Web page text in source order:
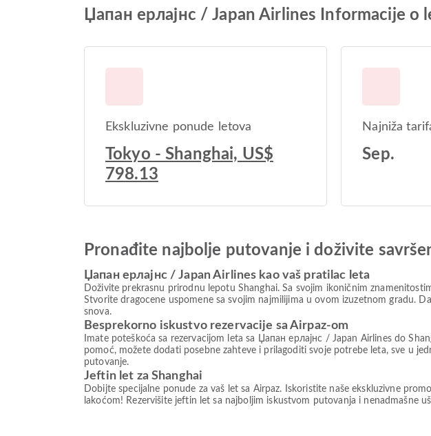
Џапан ерлајнс / Japan Airlines Informacije o
Ekskluzivne ponude letova
Tokyo - Shanghai, US$
798.13
Najniža
Sep.
Pronađite najbolje putovanje i doživite
Џапан ерлајнс / Japan Airlines kao vaš pratilac leta
Doživite prekrasnu prirodnu lepotu Shanghai. Sa svojim ikoničnim
Stvorite dragocene uspomene sa svojim najmilijima u ovom izuzetnom gradu.
snova.
Besprekorno iskustvo rezervacije sa Airpaz-om
Imate poteškoća sa rezervacijom leta sa Џапан ерлајнс / Japan Airlines do
pomoć, možete dodati posebne zahteve i prilagoditi svoje potrebe leta, sve u
putovanje.
Jeftin let za Shanghai
Dobijte specijalne ponude za vaš let sa Airpaz. Iskoristite naše ekskluzivne
lakoćom! Rezervišite jeftin let sa najboljim iskustvom putovanja i nenadmašne